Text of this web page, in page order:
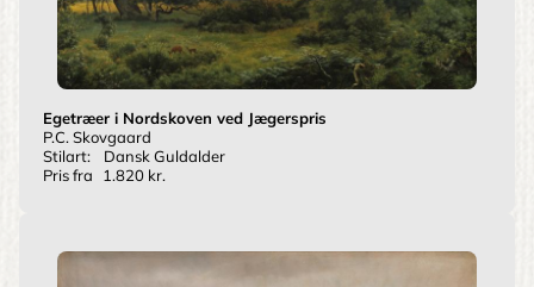
Egetræer i Nordskoven ved Jægerspris
P.C. Skovgaard
Stilart:
Dansk Guldalder
Pris fra
1.820 kr.